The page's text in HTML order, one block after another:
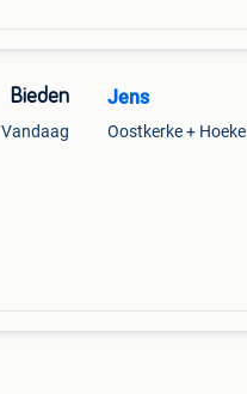
Bieden
Vandaag
Jens
Oostkerke + Hoeke